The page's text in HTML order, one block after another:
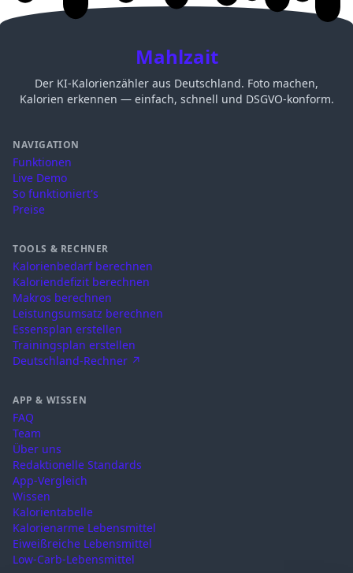
Mahlzait
Der KI-Kalorienzähler aus Deutschland. Foto machen,
Kalorien erkennen — einfach, schnell und DSGVO-konform.
NAVIGATION
Funktionen
Live Demo
So funktioniert's
Preise
TOOLS & RECHNER
Kalorienbedarf berechnen
Kaloriendefizit berechnen
Makros berechnen
Leistungsumsatz berechnen
Essensplan erstellen
Trainingsplan erstellen
Deutschland-Rechner ↗
APP & WISSEN
FAQ
Team
Über uns
Redaktionelle Standards
App-Vergleich
Wissen
Kalorientabelle
Kalorienarme Lebensmittel
Eiweißreiche Lebensmittel
Low-Carb-Lebensmittel